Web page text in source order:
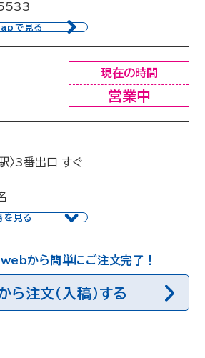
で見る
現在の時間
営業中
〉3番出口 すぐ
を見る
webから簡単にご注文完了！
注文（入稿）する